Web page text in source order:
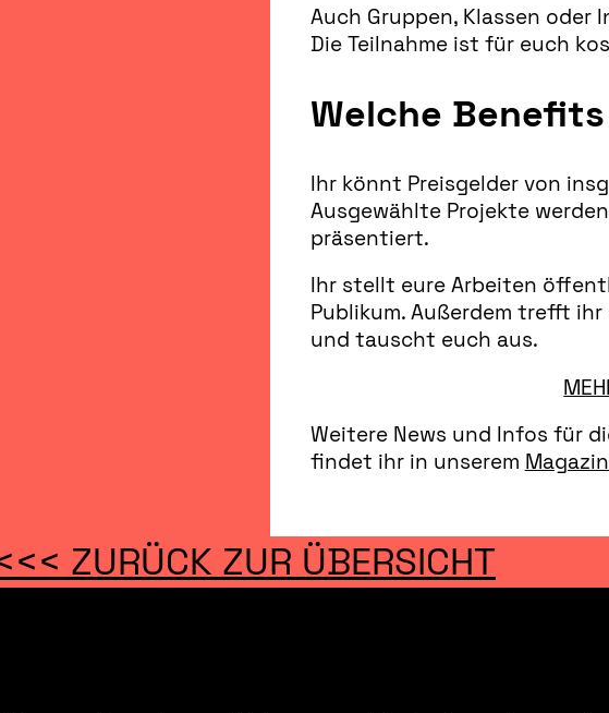
Auch Gruppen, Klassen oder
Die Teilnahme ist für euch
Welche
Ihr könnt Preisgelder von
Ausgewählte Projekte
präsentiert.
Ihr stellt eure Arbeiten
Publikum. Außerdem trefft
und tauscht euch aus.
Weitere News und Infos für
findet ihr in unserem
ZURÜCK ZUR ÜBERSICHT